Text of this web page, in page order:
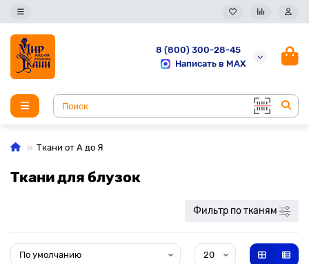
8 (800) 300-28-45
Написать в MAX
Ткани от А до Я
Ткани для блузок
Фильтр по тканям